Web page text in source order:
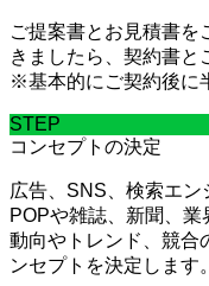
ご提案書とお見積書を
きましたら、契約書と
※基本的にご契約後に
STEP
コンセプトの決定
広告、SNS、検索エ
POPや雑誌、新聞、
動向やトレンド、競合
ンセプトを決定します。